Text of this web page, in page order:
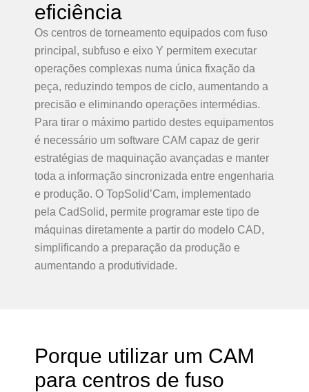
eficiência
Os centros de torneamento equipados com fuso
principal, subfuso e eixo Y permitem executar
operações complexas numa única fixação da
peça, reduzindo tempos de ciclo, aumentando a
precisão e eliminando operações intermédias.
Para tirar o máximo partido destes equipamentos
é necessário um software CAM capaz de gerir
estratégias de maquinação avançadas e manter
toda a informação sincronizada entre engenharia
e produção. O TopSolid’Cam, implementado
pela CadSolid, permite programar este tipo de
máquinas diretamente a partir do modelo CAD,
simplificando a preparação da produção e
aumentando a produtividade.
Porque utilizar um CAM
para centros de fuso